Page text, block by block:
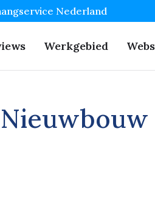
Nederland
Werkgebied
Nieuwbouw